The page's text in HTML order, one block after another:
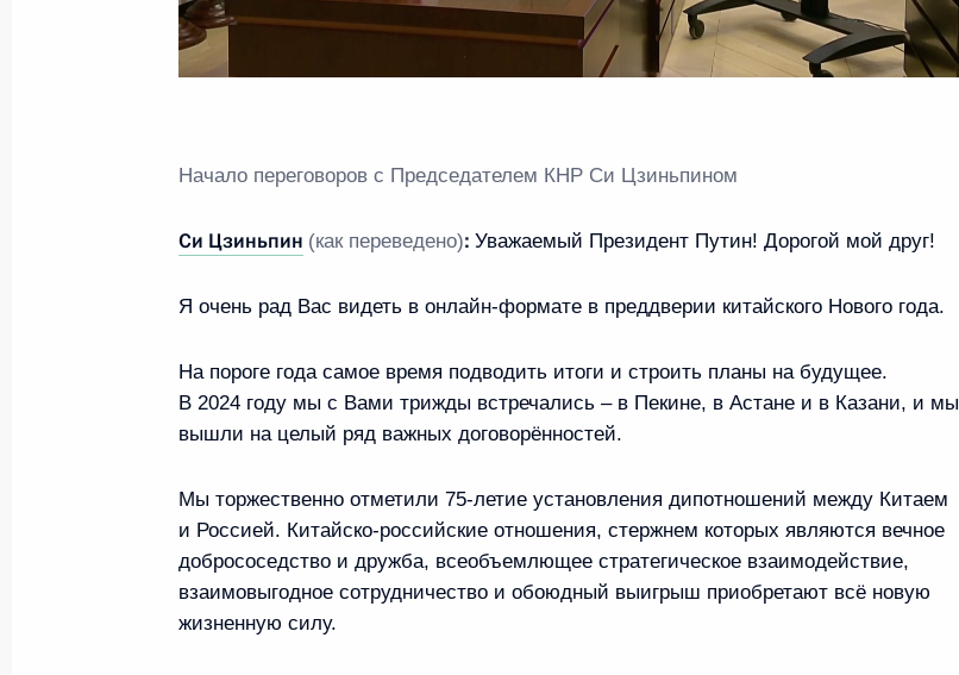
Памятные мероприятия, посвящённые 81-й годовщине снятия
блокады Ленинграда
22
Лукашенко
27 января 2025 года, 14:45
24 января 2025 года, пятница
Ответы на вопросы журналиста Павла Зарубина
24 января 2025 года, 18:00 Москва
Заседание попечительского совета МГУ
Начало переговоров с Председателем КНР Си Цзиньпином
Си Цзиньпин (как переведено): Уважаемый Президент Путин! Дорогой мой друг!
Я очень рад Вас видеть в онлайн-формате в преддверии китайского Нового года.
На пороге года самое время подводить итоги и строить планы на будущее.
В 2024 году мы с Вами трижды встречались – в Пекине, в Астане и в Казани, и мы
вышли на целый ряд важных договорённостей.
Мы торжественно отметили 75-летие установления дипотношений между Китаем
и Россией. Китайско-российские отношения, стержнем которых являются вечное
добрососедство и дружба, всеобъемлющее стратегическое взаимодействие,
взаимовыгодное сотрудничество и обоюдный выигрыш приобретают всё новую
жизненную силу.